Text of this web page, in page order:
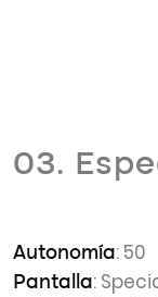
03.
Autonomía: 50
Pantalla: